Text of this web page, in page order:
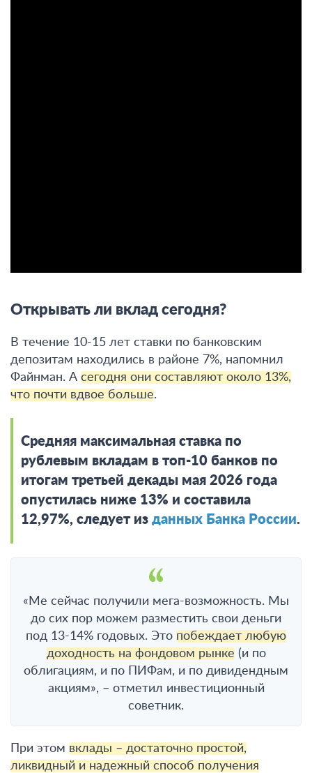
Открывать ли вклад сегодня?
В течение 10-15 лет ставки по банковским
депозитам находились в районе 7%, напомнил
Файнман. А сегодня они составляют около 13%,
что почти вдвое больше.
Средняя максимальная ставка по
рублевым вкладам в топ-10 банков по
итогам третьей декады мая 2026 года
опустилась ниже 13% и составила
12,97%, следует из данных Банка России.
«Ме сейчас получили мега-возможность. Мы
до сих пор можем разместить свои деньги
под 13-14% годовых. Это побеждает любую
доходность на фондовом рынке (и по
облигациям, и по ПИФам, и по дивидендным
акциям», – отметил инвестиционный
советник.
При этом вклады – достаточно простой,
ликвидный и надежный способ получения